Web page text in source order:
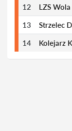
12 LZS
13 Strzelec
14 Kolejarz